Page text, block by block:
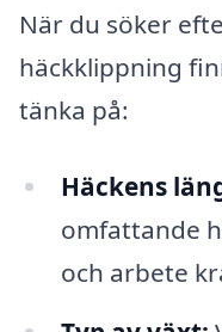
När du söker
häckklippning
tänka på:
Häckens
omfattande
och arbete